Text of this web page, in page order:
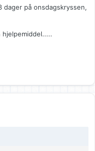
på onsdagskryssen,